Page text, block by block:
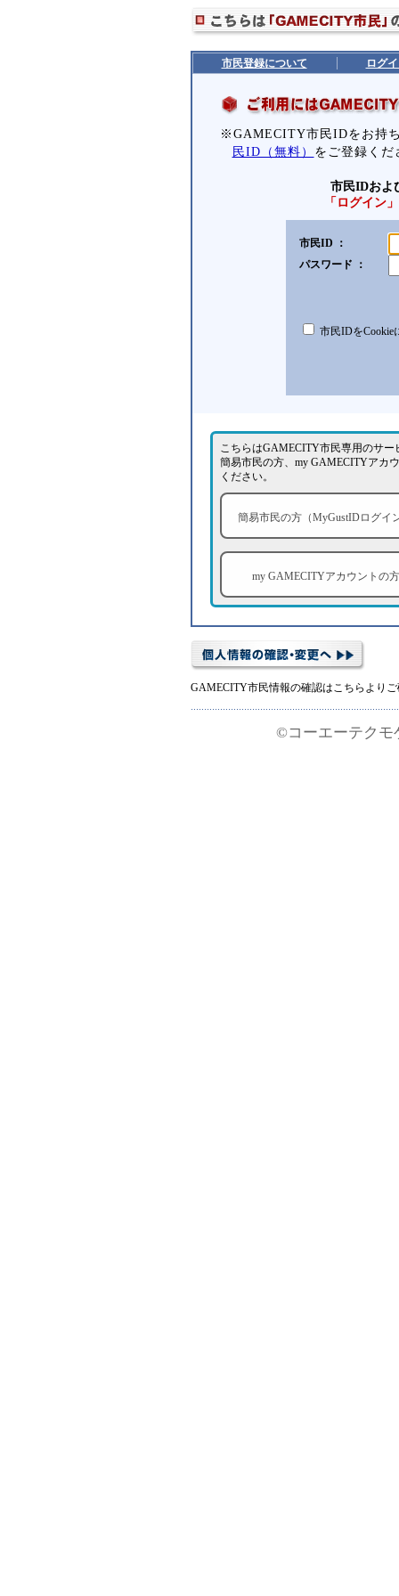
市民登録について ログ
※GAMECITY市民IDをお持
民ID（無料） をご登録くだ
市民IDおよ
「ログイン」
市民ID ：
パスワード ：
市民IDをCookie
こちらはGAMECITY市民専用のサー
簡易市民の方、my GAMECITYアカ
ください。
簡易市民の方（MyGustIDログイ
my GAMECITYアカウントの方
GAMECITY市民情報の確認はこちらより
©コーエーテクモ